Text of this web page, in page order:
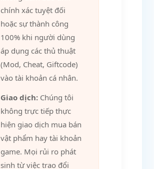
chính xác tuyệt đối
hoặc sự thành công
100% khi người dùng
áp dụng các thủ thuật
(Mod, Cheat, Giftcode)
vào tài khoản cá nhân.
Giao dịch: Chúng tôi
không trực tiếp thực
hiện giao dịch mua bán
vật phẩm hay tài khoản
game. Mọi rủi ro phát
sinh từ việc trao đổi